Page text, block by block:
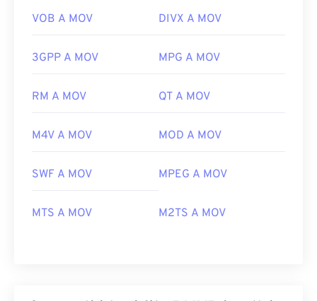
VOB A MOV DIVX A MOV
3GPP A MOV MPG A MOV
RM A MOV QT A MOV
M4V A MOV MOD A MOV
SWF A MOV MPEG A MOV
MTS A MOV M2TS A MOV